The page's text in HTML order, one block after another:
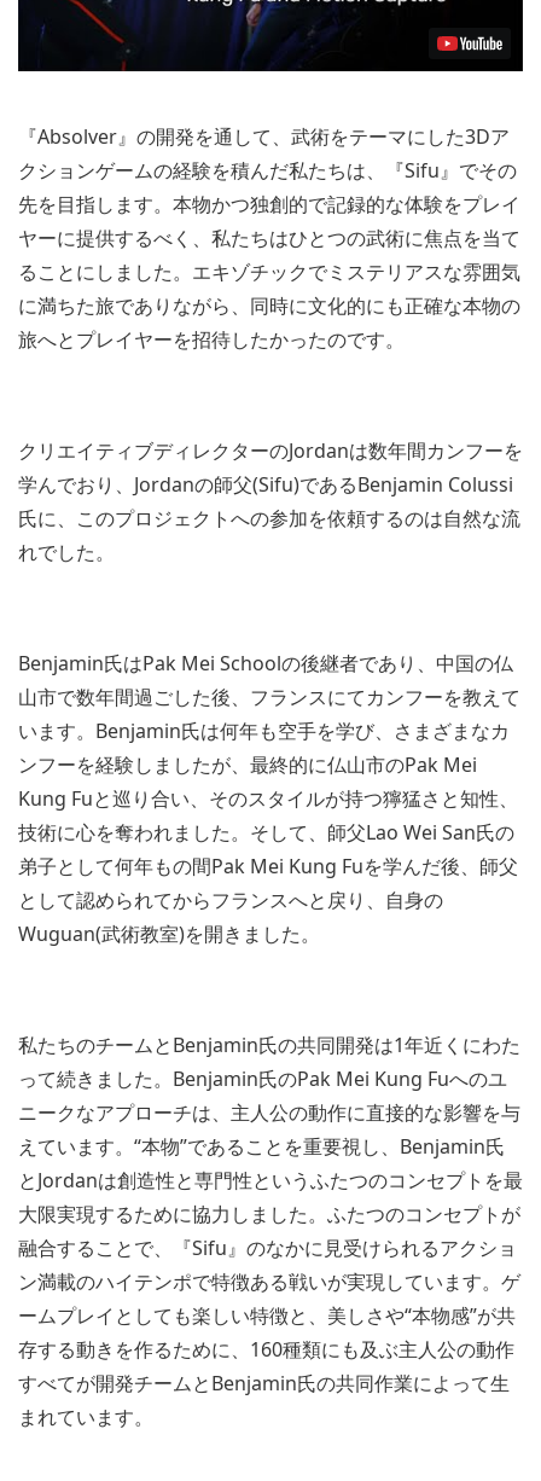
『Absolver』の開発を通して、武術をテーマにした3Dア
クションゲームの経験を積んだ私たちは、『Sifu』でその
先を目指します。本物かつ独創的で記録的な体験をプレイ
ヤーに提供するべく、私たちはひとつの武術に焦点を当て
ることにしました。エキゾチックでミステリアスな雰囲気
に満ちた旅でありながら、同時に文化的にも正確な本物の
旅へとプレイヤーを招待したかったのです。
クリエイティブディレクターのJordanは数年間カンフーを
学んでおり、Jordanの師父(Sifu)であるBenjamin Colussi
氏に、このプロジェクトへの参加を依頼するのは自然な流
れでした。
Benjamin氏はPak Mei Schoolの後継者であり、中国の仏
山市で数年間過ごした後、フランスにてカンフーを教えて
います。Benjamin氏は何年も空手を学び、さまざまなカ
ンフーを経験しましたが、最終的に仏山市のPak Mei
Kung Fuと巡り合い、そのスタイルが持つ獰猛さと知性、
技術に心を奪われました。そして、師父Lao Wei San氏の
弟子として何年もの間Pak Mei Kung Fuを学んだ後、師父
として認められてからフランスへと戻り、自身の
Wuguan(武術教室)を開きました。
私たちのチームとBenjamin氏の共同開発は1年近くにわた
って続きました。Benjamin氏のPak Mei Kung Fuへのユ
ニークなアプローチは、主人公の動作に直接的な影響を与
えています。“本物”であることを重要視し、Benjamin氏
とJordanは創造性と専門性というふたつのコンセプトを最
大限実現するために協力しました。ふたつのコンセプトが
融合することで、『Sifu』のなかに見受けられるアクショ
ン満載のハイテンポで特徴ある戦いが実現しています。ゲ
ームプレイとしても楽しい特徴と、美しさや“本物感”が共
存する動きを作るために、160種類にも及ぶ主人公の動作
すべてが開発チームとBenjamin氏の共同作業によって生
まれています。